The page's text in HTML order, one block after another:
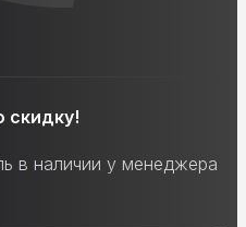
скидку!
в наличии у менеджера